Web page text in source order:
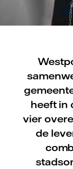
heeft in
vier
de